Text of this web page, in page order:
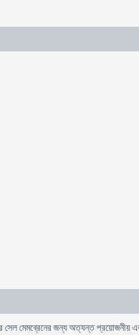
মেমব্রেনের জন্য অত্যন্ত প্রয়োজনীয়